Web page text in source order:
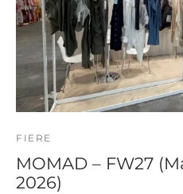
FIERE
MOMAD – FW27
2026)